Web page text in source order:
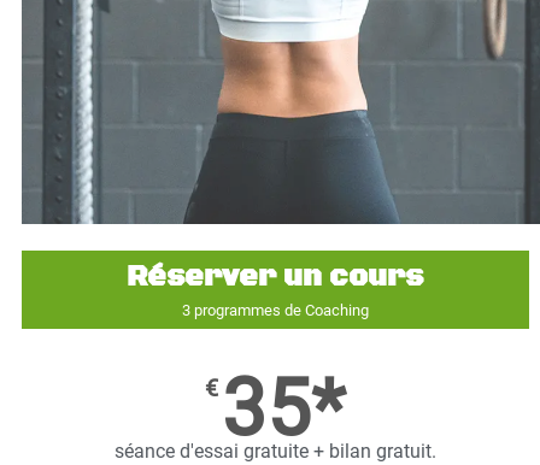
Réserver un cours
3 programmes de Coaching
€ 35*
séance d'essai gratuite + bilan gratuit.